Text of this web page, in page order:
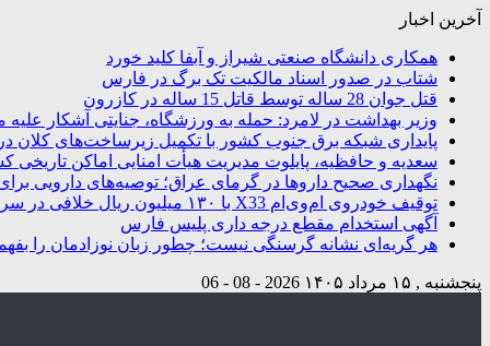
آخرین اخبار
همکاری دانشگاه صنعتی شیراز و آبفا کلید خورد
شتاب در صدور اسناد مالکیت تک برگ در فارس
قتل جوان 28 ساله توسط قاتل 15 ساله در کازرون
وزیر بهداشت در لامرد: حمله به ورزشگاه، جنایتی آشکار
پایداری شبکه برق جنوب کشور با تکمیل زیرساخت‌های کلان
سعدیه و حافظیه، پایلوت مدیریت هیأت امنایی اماکن تاریخی
نگهداری صحیح داروها در گرمای عراق؛ توصیه‌های دارویی برای
توقیف خودروی ام‌وی‌ام X33 با ۱۳۰ میلیون ریال خلافی در سروستان
آگهی استخدام مقطع درجه داری پلیس فارس
هر گریه‌ای نشانه گرسنگی نیست؛ چطور زبان نوزادمان را
پنجشنبه , ۱۵ مرداد ۱۴۰۵ 2026 - 08 - 06